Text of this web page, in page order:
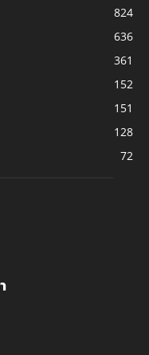
824
636
361
152
151
128
72